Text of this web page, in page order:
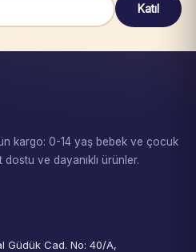
Katıl
kargo: 0-14 yaş bebek ve çocuk
ve dayanıklı ürünler.
Güdük Cad. No: 40/A,